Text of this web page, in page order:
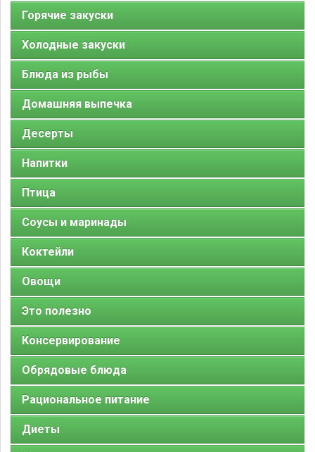
Горячие закуски
Холодные закуски
Блюда из рыбы
Домашняя выпечка
Десерты
Напитки
Птица
Соусы и маринады
Коктейли
Овощи
Это полезно
Консервирование
Обрядовые блюда
Рациональное питание
Диеты